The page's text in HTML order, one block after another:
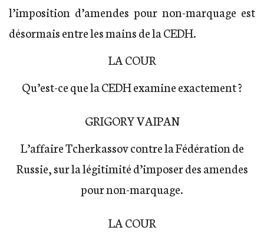
l’imposition d’amendes pour non-marquage est
désormais entre les mains de la CEDH.
LA COUR
Qu’est-ce que la CEDH examine exactement ?
GRIGORY VAIPAN
L’affaire Tcherkassov contre la Fédération de
Russie, sur la légitimité d’imposer des amendes
pour non-marquage.
LA COUR